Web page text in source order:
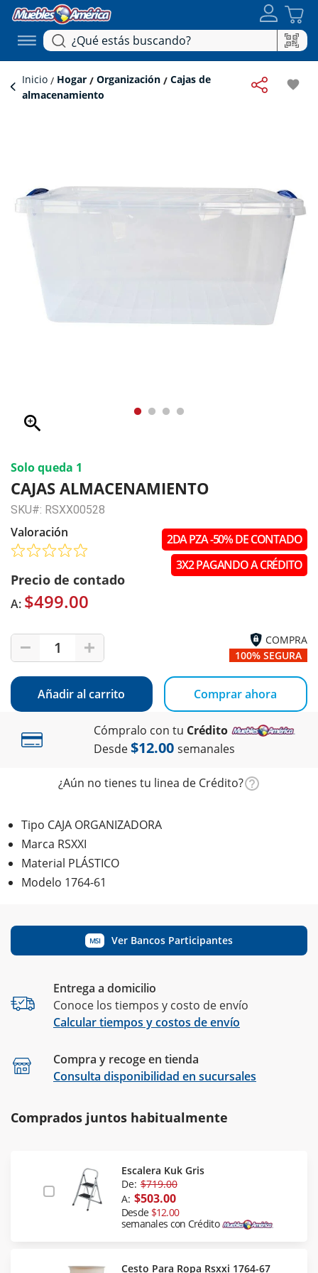
Inicio Hogar Organización Cajas de
almacenamiento
favorite
zoom_in
Solo queda 1
CAJAS ALMACENAMIENTO
SKU#: RSXX00528
Valoración
Precio de contado
A: $499.00
1
2DA PZA -50% DE CONTADO
3X2 PAGANDO A CRÉDITO
COMPRA
100% SEGURA
Añadir al carrito Comprar ahora
Cómpralo con tu Crédito
Desde$12.00 semanales
¿Aún no tienes tu linea de Crédito?
Tipo CAJA ORGANIZADORA
Marca RSXXI
Material PLÁSTICO
Modelo 1764-61
MSI Ver Bancos Participantes
Entrega a domicilio
Conoce los tiempos y costo de envío
Calcular tiempos y costos de envío
Compra y recoge en tienda
Consulta disponibilidad en sucursales
Comprados juntos habitualmente
Escalera Kuk Gris
De: $719.00
A: $503.00
Desde $12.00
semanales con Crédito
Cesto Para Ropa Rsxxi 1764-67